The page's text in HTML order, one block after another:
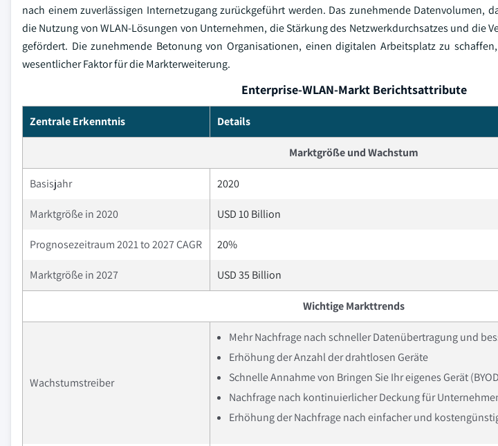
nach einem zuverlässigen Internetzugang zurückgeführt werden. Das zunehmende Datenvolumen,
die Nutzung von WLAN-Lösungen von Unternehmen, die Stärkung des Netzwerkdurchsatzes und die
gefördert. Die zunehmende Betonung von Organisationen, einen digitalen Arbeitsplatz zu
wesentlicher Faktor für die Markterweiterung.
Enterprise-WLAN-Markt Berichtsattribute
Zentrale Erkenntnis Details
Marktgröße und Wachstum
Basisjahr 2020
Marktgröße in 2020 USD 10 Billion
Prognosezeitraum 2021 to 2027 CAGR 20%
Marktgröße in 2027 USD 35 Billion
Wichtige Markttrends
Wachstumstreiber
Mehr Nachfrage nach schneller Datenübertragung und
Erhöhung der Anzahl der drahtlosen Geräte
Schnelle Annahme von Bringen Sie Ihr eigenes Gerät
Nachfrage nach kontinuierlicher Deckung für
Erhöhung der Nachfrage nach einfacher und